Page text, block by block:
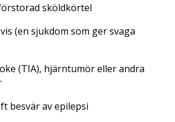
sköldkörtel
(en sjukdom som ger svaga
(TIA), hjärntumör eller andra
besvär av epilepsi